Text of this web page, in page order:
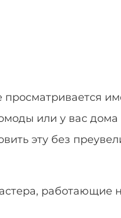
просматривается
или у вас дома
эту без
работающие